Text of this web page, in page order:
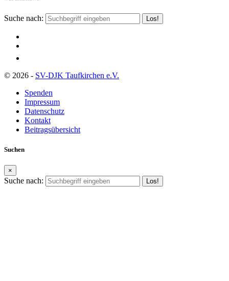
Suche nach:
© 2026 - SV-DJK Taufkirchen e.V.
Spenden
Impressum
Datenschutz
Kontakt
Beitragsübersicht
Suchen
×
Suche nach: